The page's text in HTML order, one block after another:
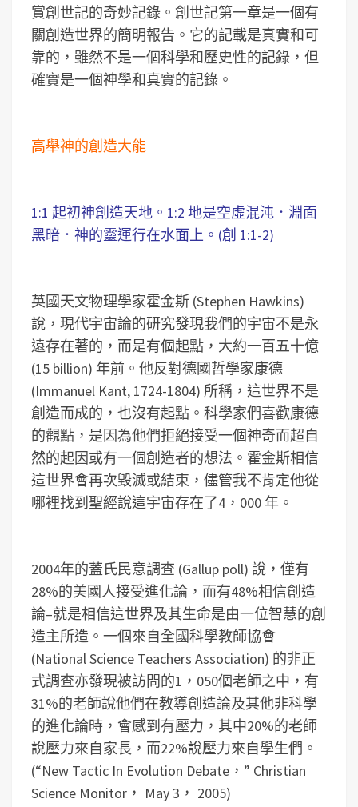
賞創世記的奇妙記錄。創世記第一章是一個有
關創造世界的簡明報告。它的記載是真實和可
靠的，雖然不是一個科學和歷史性的記錄，但
確實是一個神學和真實的記錄。
高舉神的創造大能
1:1 起初神創造天地。1:2 地是空虛混沌．淵面
黑暗．神的靈運行在水面上。(創 1:1-2)
英國天文物理學家霍金斯 (Stephen Hawkins)
說，現代宇宙論的研究發現我們的宇宙不是永
遠存在著的，而是有個起點，大約一百五十億
(15 billion) 年前。他反對德國哲學家康德
(Immanuel Kant, 1724-1804) 所稱，這世界不是
創造而成的，也沒有起點。科學家們喜歡康德
的觀點，是因為他們拒絕接受一個神奇而超自
然的起因或有一個創造者的想法。霍金斯相信
這世界會再次毀滅或結束，儘管我不肯定他從
哪裡找到聖經說這宇宙存在了4，000 年。
2004年的蓋氏民意調查 (Gallup poll) 說，僅有
28%的美國人接受進化論，而有48%相信創造
論–就是相信這世界及其生命是由一位智慧的創
造主所造。一個來自全國科學教師協會
(National Science Teachers Association) 的非正
式調查亦發現被訪問的1，050個老師之中，有
31%的老師說他們在教導創造論及其他非科學
的進化論時，會感到有壓力，其中20%的老師
說壓力來自家長，而22%說壓力來自學生們。
(“New Tactic In Evolution Debate，” Christian
Science Monitor， May 3， 2005)